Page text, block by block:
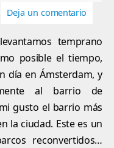
Deja un comentario
temprano
posible el tiempo,
día en Ámsterdam, y
al barrio de
gusto el barrio más
la ciudad. Este es un
reconvertidos…